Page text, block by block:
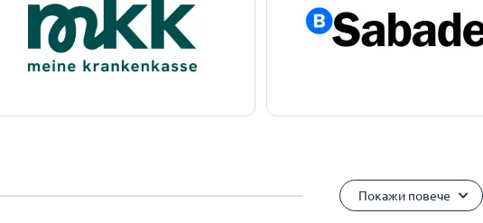
Покажи повече